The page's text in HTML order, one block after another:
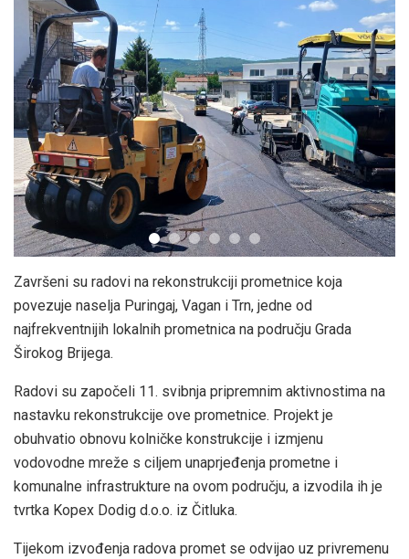
Završeni su radovi na rekonstrukciji prometnice koja
povezuje naselja Puringaj, Vagan i Trn, jedne od
najfrekventnijih lokalnih prometnica na području Grada
Širokog Brijega.
Radovi su započeli 11. svibnja pripremnim aktivnostima na
nastavku rekonstrukcije ove prometnice. Projekt je
obuhvatio obnovu kolničke konstrukcije i izmjenu
vodovodne mreže s ciljem unaprjeđenja prometne i
komunalne infrastrukture na ovom području, a izvodila ih je
tvrtka Kopex Dodig d.o.o. iz Čitluka.
Tijekom izvođenja radova promet se odvijao uz privremenu